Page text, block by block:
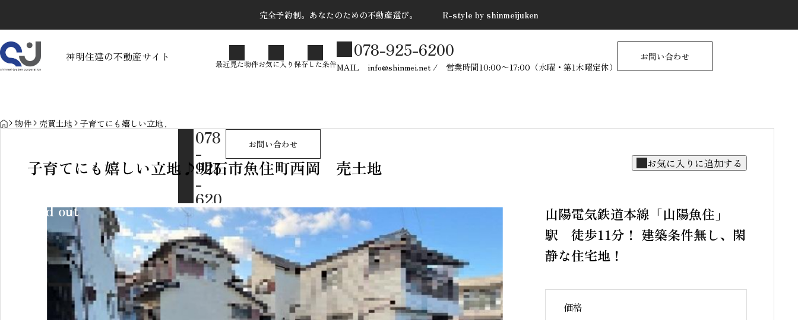
お気に入り 保存した条件
物件を探す
078
-
925
-
620
0
MAIL
info@shinme
i.net / 営
業時間
10:00〜
17:00（水
曜・第1木曜
お問い合わせ
完全予約制。あなたのための不動産選び。 R-style by shinmeijuken
神明住建の不動産サイト
最近見た物件お気に入り保存した条件
078-925-6200
MAIL info@shinmei.net / 営業時間10:00〜17:00（水曜・第1木曜定休）
お問い合わせ
物件を売るときの【Q&A】
物件を買うときの【Q&A】
不動産売却に伴う確定申告に
関するギモン
築戸建＝
HOME
物件 売買土地 子育てにも嬉しい立地♪明石市魚住町西岡 売土地
子育てにも嬉しい立地♪明石市魚住町西岡 売土地
sold out
山陽電気鉄道本線「山陽魚住」
駅 徒歩11分！ 建築条件無し、閑
静な住宅地！
価格